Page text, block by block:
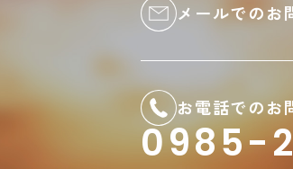
メールでのお
お電話でのお
0985-